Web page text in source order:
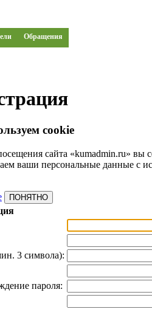
Обращения
cookie
сайта «kumadmin.ru» вы
ваши персональные данные с
ПОНЯТНО
3 символа):
пароля: